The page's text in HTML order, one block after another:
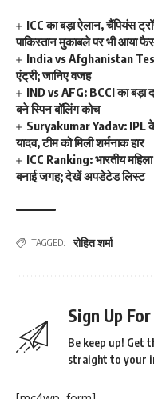
ICC का बड़ा ऐलान, चैंपियंस
पाकिस्तान मुकाबले पर भी आया
India vs Afghanistan Test:
एंट्री; जानिए वजह
IND vs AFG: BCCI का बड़ा
बने स्पिन बॉलिंग कोच
Suryakumar Yadav: IPL के
यादव, टीम को मिली शर्मनाक हार
ICC Ranking: भारतीय
बनाई जगह; देखें अपडेटेड लिस्ट
TAGGED: रोहित शर्मा
Sign Up
Be keep up! Get
straight to your